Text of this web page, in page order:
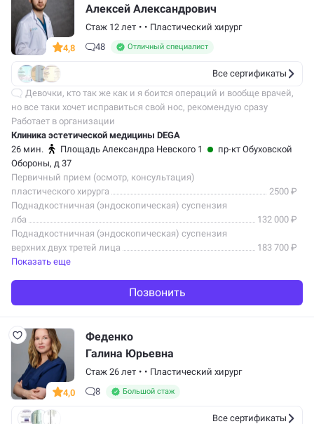
4,8
Алексей Александрович
Стаж 12 лет • • Пластический хирург
48
Отличный специалист
Все сертификаты
Девочки, кто так же как и я боится операций и вообще врачей,
но все таки хочет исправиться свой нос, рекомендую сразу
обращаться к Алексею Александровичу Гаврильченко. Я вначале
с полгода…
Работает в организации
Клиника эстетической медицины DEGA
26 мин.
Площадь Александра Невского 1
пр-кт Обуховской
Обороны, д 37
Первичный прием (осмотр, консультация)
пластического хирурга
2500 ₽
Поднадкостничная (эндоскопическая) суспензия
лба
132 000 ₽
Поднадкостничная (эндоскопическая) суспензия
верхних двух третей лица
183 700 ₽
Показать еще
Позвонить
4,0
Феденко
Галина Юрьевна
Стаж 26 лет • • Пластический хирург
8
Большой стаж
Все сертификаты